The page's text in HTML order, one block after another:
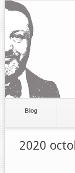
Blog
2020